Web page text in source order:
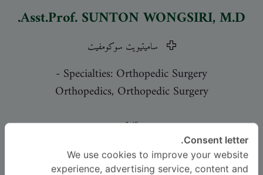
Asst.Prof.SUNTON WONGSIRI, M.D.
ساميتيويت سوكومفيت
Specialties: Orthopedic Surgery
-
Orthopedics, Orthopedic Surgery
اللغة
ENGLISH
Consent letter.
We use cookies to improve your website
experience, advertising service, content and